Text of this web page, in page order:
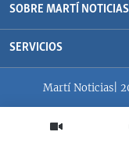
SOBRE MARTÍ NOTICIAS
SERVICIOS
Martí Noticias|